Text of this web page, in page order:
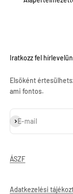
Iratkozz fel
Elsőként
ami fontos.
E-mail
Feliratkozás
ÁSZF
Adatkezelési